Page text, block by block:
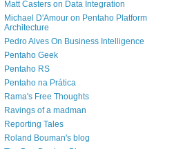
Matt Casters on Data Integration
Michael D'Amour on Pentaho Platform
Architecture
Pedro Alves On Business Intelligence
Pentaho Geek
Pentaho RS
Pentaho na Prática
Rama's Free Thoughts
Ravings of a madman
Reporting Tales
Roland Bouman's blog